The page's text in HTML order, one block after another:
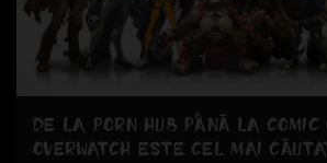
DE LA PORN HUB PÂNĂ LA COMIC
OVERWATCH ESTE CEL MAI